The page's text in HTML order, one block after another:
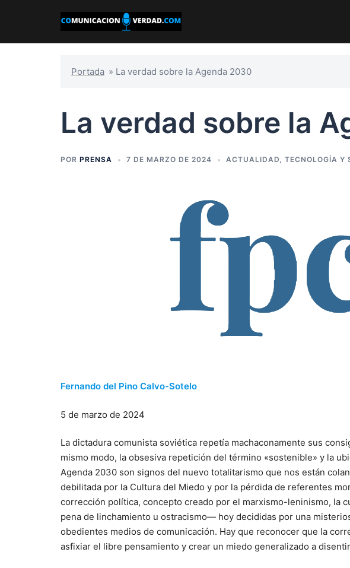
Portada » La verdad sobre la Agenda 2030
La verdad sobre la
POR PRENSA 7 DE MARZO DE 2024 ACTUALIDAD, TECNOLOGÍA Y
Fernando del Pino Calvo-Sotelo
5 de marzo de 2024
La dictadura comunista soviética repetía machaconamente sus
mismo modo, la obsesiva repetición del término «sostenible» y la
Agenda 2030 son signos del nuevo totalitarismo que nos están
debilitada por la Cultura del Miedo y por la pérdida de referentes
corrección política, concepto creado por el marxismo-leninismo, la
pena de linchamiento u ostracismo― hoy decididas por una
obedientes medios de comunicación. Hay que reconocer que la
asfixiar el libre pensamiento y crear un miedo generalizado a